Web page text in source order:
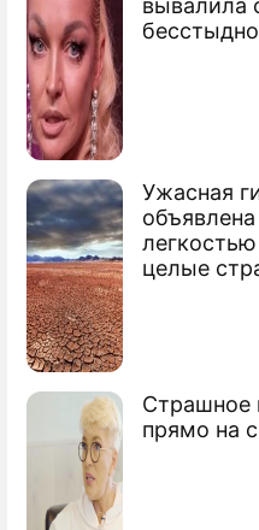
Ужасная
целые
Страшное
прямо на
Вдова Доренко
Соловьева в
оскорбления
Доренко